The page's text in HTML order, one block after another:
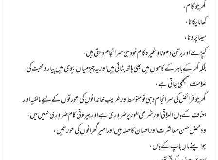
گھریلو کام،
کھانا پکانا،
سینا پرونا،
کپڑے اور برتن دھونا وغیرہ کام خود ہی سرانجام دیتی ہیں،
بلکہ گھر کے باہر کے کاموں میں بھی ہاتھ بٹاتی ہیں اور یہ چیز میاں بیوی میں پیار و محبت کی
علامت سمجھی جاتی ہے،
گھریلو فرائض کی سرانجام دہی تو متوسط اور غریب خاندانوں کی عورتوں کے لیے مالکیہ اور
احناف کے ہاں اخلاقی اور شرعی طور پر ضروری ہے اور بیرونی کام ضروری نہیں ہیں،
وہ محض حسن معاشرت اور احسان کا حصہ ہیں اور امیر گھرانوں کی عورتیں،
جو اپنے ماں باپ کے ہاں،